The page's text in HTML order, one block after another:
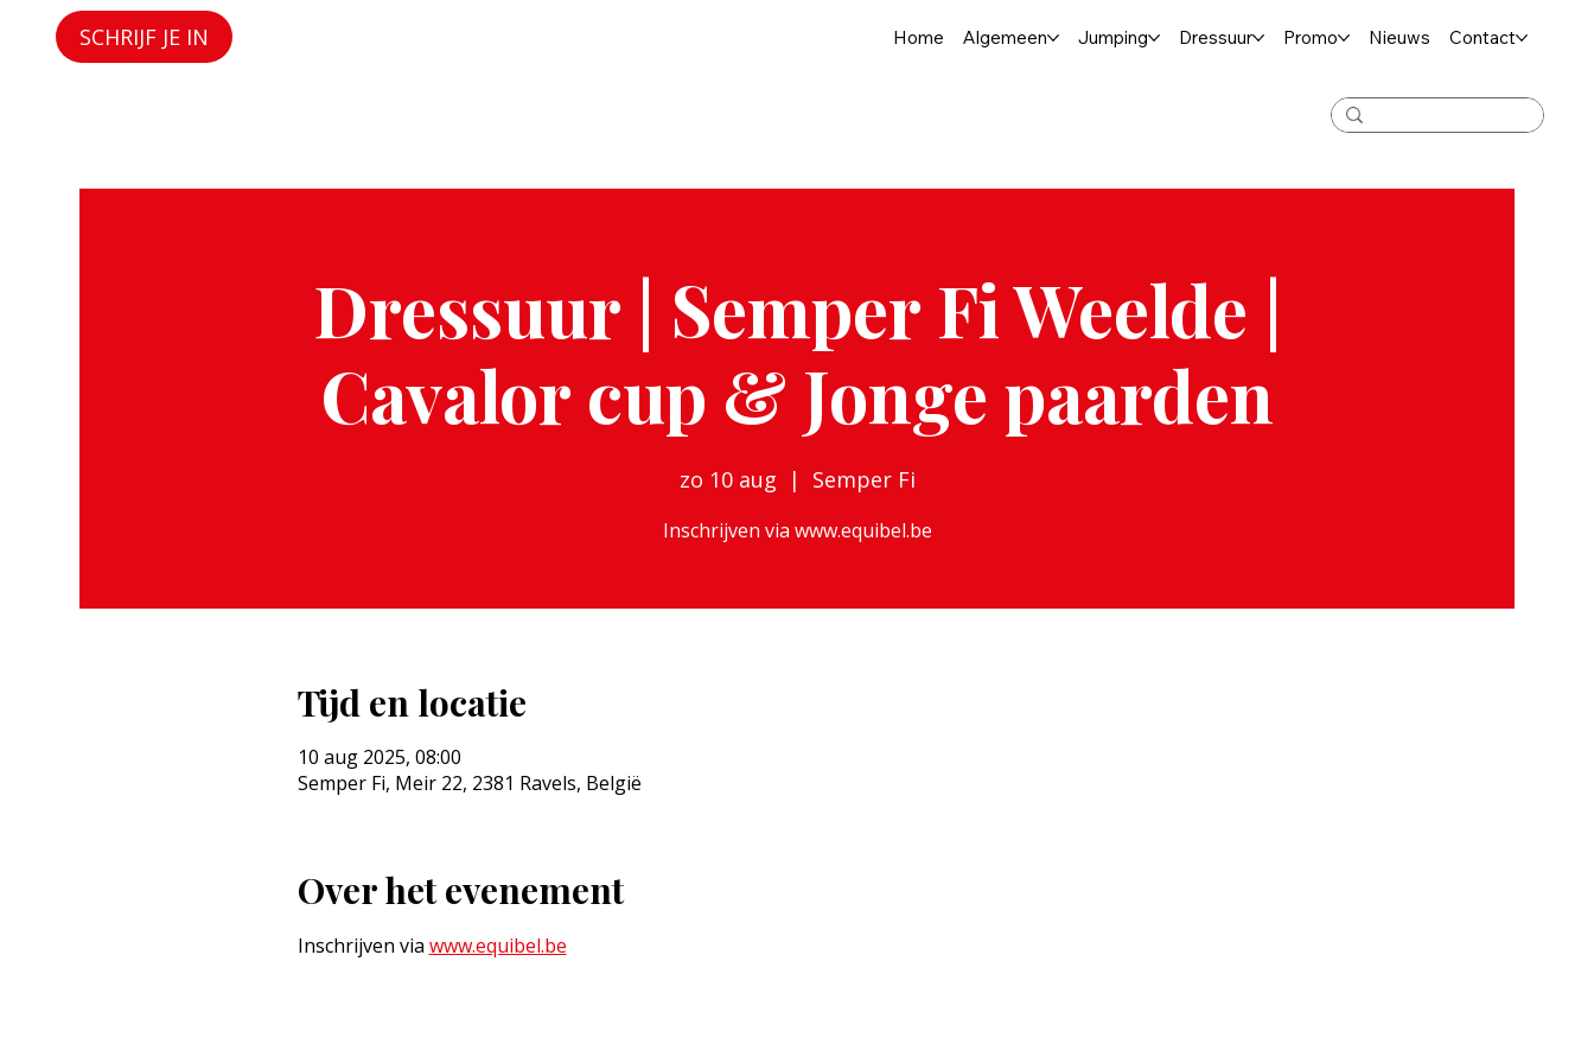
SCHRIJF JE IN Home Algemeen Jumping Dressuur Promo Nieuws Contact
Dressuur | Semper Fi Weelde |
Cavalor cup & Jonge paarden
zo 10 aug
  |
Semper Fi
Inschrijven via www.equibel.be
Tijd en locatie
10 aug 2025, 08:00
Semper Fi, Meir 22, 2381 Ravels, België
Over het evenement
Inschrijven via www.equibel.be